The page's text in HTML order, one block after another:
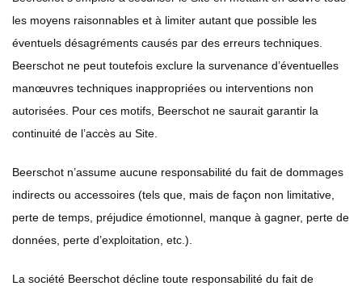
les moyens raisonnables et à limiter autant que possible les
éventuels désagréments causés par des erreurs techniques.
Beerschot ne peut toutefois exclure la survenance d’éventuelles
manœuvres techniques inappropriées ou interventions non
autorisées. Pour ces motifs, Beerschot ne saurait garantir la
continuité de l’accès au Site.
Beerschot n’assume aucune responsabilité du fait de dommages
indirects ou accessoires (tels que, mais de façon non limitative,
perte de temps, préjudice émotionnel, manque à gagner, perte de
données, perte d’exploitation, etc.).
La société Beerschot décline toute responsabilité du fait de